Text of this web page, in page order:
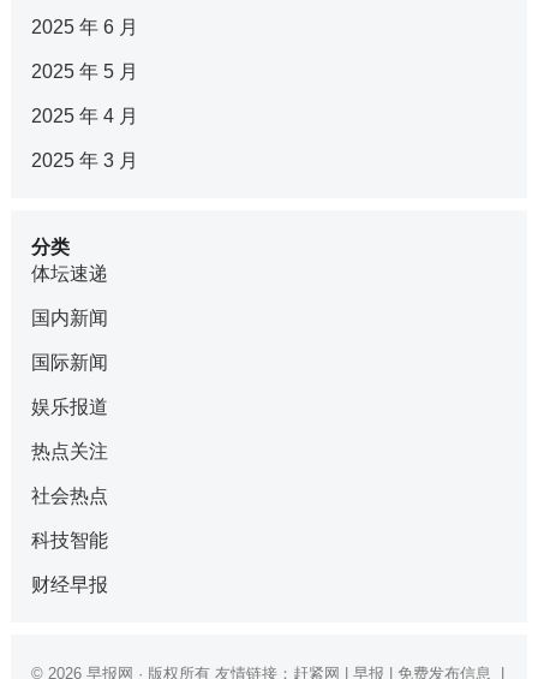
2025 年 6 月
2025 年 5 月
2025 年 4 月
2025 年 3 月
分类
体坛速递
国内新闻
国际新闻
娱乐报道
热点关注
社会热点
科技智能
财经早报
© 2026 早报网 · 版权所有 友情链接： 赶紧网 | 早报 | 免费发布信息 |